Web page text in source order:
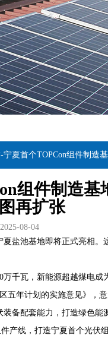
宁夏首个TOPCon组件制造
组件制造基
再扩张
08-04
盐池基地即将正式亮相。
千瓦，新能源超越煤电
五年计划的实施意见》，
备配套能力，打造绿色能
产线，打造宁夏首个光伏